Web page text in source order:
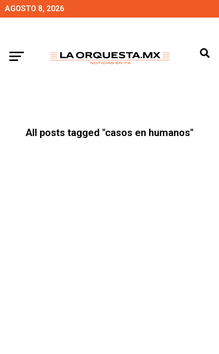
AGOSTO 8, 2026
All posts tagged "casos en humanos"